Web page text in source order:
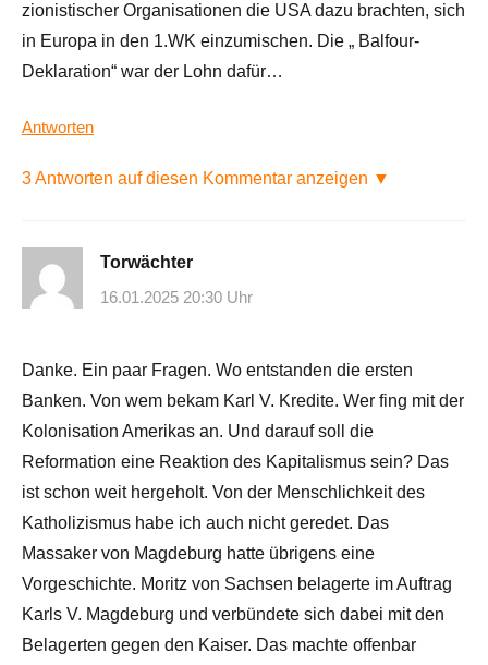
zionistischer Organisationen die USA dazu brachten, sich
in Europa in den 1.WK einzumischen. Die „ Balfour-
Deklaration“ war der Lohn dafür…
Antworten
3 Antworten auf diesen Kommentar anzeigen ▼
Torwächter
16.01.2025 20:30 Uhr
Danke. Ein paar Fragen. Wo entstanden die ersten
Banken. Von wem bekam Karl V. Kredite. Wer fing mit der
Kolonisation Amerikas an. Und darauf soll die
Reformation eine Reaktion des Kapitalismus sein? Das
ist schon weit hergeholt. Von der Menschlichkeit des
Katholizismus habe ich auch nicht geredet. Das
Massaker von Magdeburg hatte übrigens eine
Vorgeschichte. Moritz von Sachsen belagerte im Auftrag
Karls V. Magdeburg und verbündete sich dabei mit den
Belagerten gegen den Kaiser. Das machte offenbar